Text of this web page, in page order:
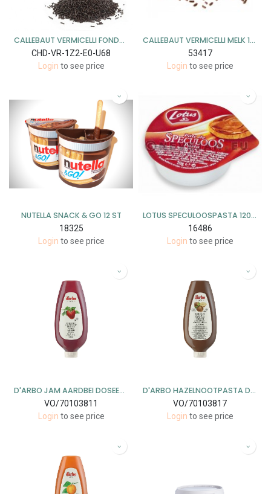
CALLEBAUT VERMICELLI FONDANT 1KG (CHD-VR-1Z2-E0-U68)
CHD-VR-1Z2-E0-U68
Login to see price
CALLEBAUT VERMICELLI MELK 1KG (CHM-VR-1Z3-E0-U68)
53417
Login to see price
NUTELLA SNACK & GO 12 ST
18325
Login to see price
LOTUS SPECULOOSPASTA 120X20GR
16486
Login to see price
D'ARBO JAM AARDBEI DOSEERFLES 6X900GR
VO/70103811
Login to see price
D'ARBO HAZELNOOTPASTA DOSEERFLES 6X880GR
VO/70103817
Login to see price